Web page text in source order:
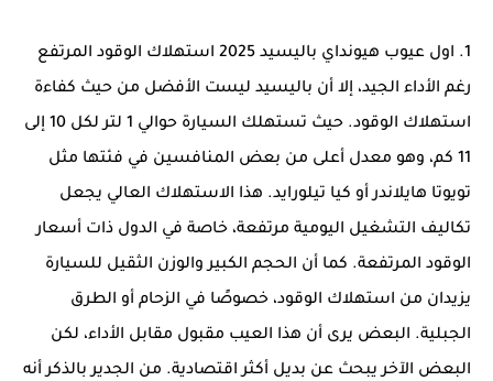
1. اول عيوب هيونداي باليسيد 2025 استهلاك الوقود المرتفع
رغم الأداء الجيد، إلا أن باليسيد ليست الأفضل من حيث كفاءة
استهلاك الوقود. حيث تستهلك السيارة حوالي 1 لتر لكل 10 إلى
11 كم، وهو معدل أعلى من بعض المنافسين في فئتها مثل
تويوتا هايلاندر أو كيا تيلورايد. هذا الاستهلاك العالي يجعل
تكاليف التشغيل اليومية مرتفعة، خاصة في الدول ذات أسعار
الوقود المرتفعة. كما أن الحجم الكبير والوزن الثقيل للسيارة
يزيدان من استهلاك الوقود، خصوصًا في الزحام أو الطرق
الجبلية. البعض يرى أن هذا العيب مقبول مقابل الأداء، لكن
البعض الآخر يبحث عن بديل أكثر اقتصادية. من الجدير بالذكر أنه